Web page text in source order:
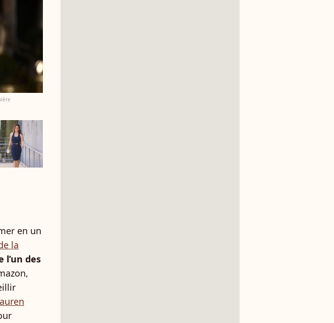
en un
la
l’un des